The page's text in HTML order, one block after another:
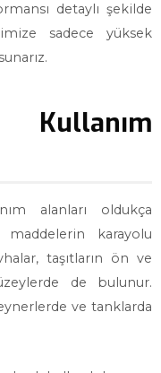
detaylı şekilde
sadece yüksek
alanları oldukça
karayolu
taşıtların ön ve
de bulunur.
ve tanklarda